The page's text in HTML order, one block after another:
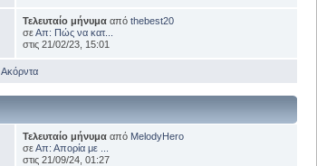
Τελευταίο μήνυμα απόthebest20
σεΑπ: Πώς να κατ...
στις 21/02/23, 15:01
Ακόρντα
Τελευταίο μήνυμα από MelodyHero
σεΑπ: Απορία με ...
στις 21/09/24, 01:27